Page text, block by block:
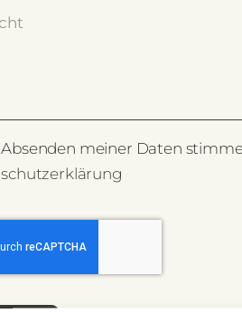
meiner Daten